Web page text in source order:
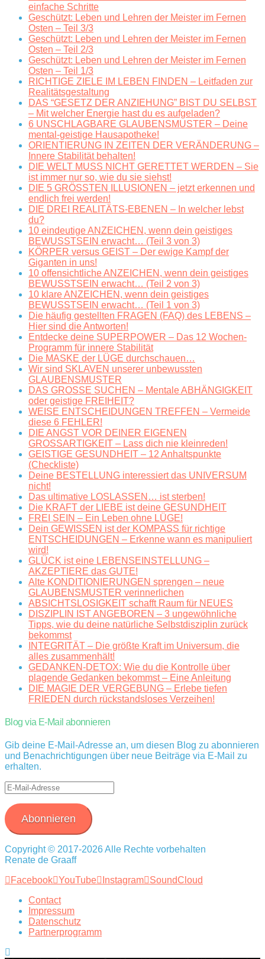
einfache Schritte
Geschützt: Leben und Lehren der Meister im Fernen
Osten – Teil 3/3
Geschützt: Leben und Lehren der Meister im Fernen
Osten – Teil 2/3
Geschützt: Leben und Lehren der Meister im Fernen
Osten – Teil 1/3
RICHTIGE ZIELE IM LEBEN FINDEN – Leitfaden zur
Realitätsgestaltung
DAS “GESETZ DER ANZIEHUNG” BIST DU SELBST
– Mit welcher Energie hast du es aufgeladen?
6 UNSCHLAGBARE GLAUBENSMUSTER – Deine
mental-geistige Hausapotheke!
ORIENTIERUNG IN ZEITEN DER VERÄNDERUNG –
Innere Stabilität behalten!
DIE WELT MUSS NICHT GERETTET WERDEN – Sie
ist immer nur so, wie du sie siehst!
DIE 5 GRÖSSTEN ILLUSIONEN – jetzt erkennen und
endlich frei werden!
DIE DREI REALITÄTS-EBENEN – In welcher lebst
du?
10 eindeutige ANZEICHEN, wenn dein geistiges
BEWUSSTSEIN erwacht… (Teil 3 von 3)
KÖRPER versus GEIST – Der ewige Kampf der
Giganten in uns!
10 offensichtliche ANZEICHEN, wenn dein geistiges
BEWUSSTSEIN erwacht… (Teil 2 von 3)
10 klare ANZEICHEN, wenn dein geistiges
BEWUSSTSEIN erwacht… (Teil 1 von 3)
Die häufig gestellten FRAGEN (FAQ) des LEBENS –
Hier sind die Antworten!
Entdecke deine SUPERPOWER – Das 12 Wochen-
Programm für innere Stabilität
Die MASKE der LÜGE durchschauen…
Wir sind SKLAVEN unserer unbewussten
GLAUBENSMUSTER
DAS GROSSE SUCHEN – Mentale ABHÄNGIGKEIT
oder geistige FREIHEIT?
WEISE ENTSCHEIDUNGEN TREFFEN – Vermeide
diese 6 FEHLER!
DIE ANGST VOR DEINER EIGENEN
GROSSARTIGKEIT – Lass dich nie kleinreden!
GEISTIGE GESUNDHEIT – 12 Anhaltspunkte
(Checkliste)
Deine BESTELLUNG interessiert das UNIVERSUM
nicht!
Das ultimative LOSLASSEN… ist sterben!
Die KRAFT der LIEBE ist deine GESUNDHEIT
FREI SEIN – Ein Leben ohne LÜGE!
Dein GEWISSEN ist der KOMPASS für richtige
ENTSCHEIDUNGEN – Erkenne wann es manipuliert
wird!
GLÜCK ist eine LEBENSEINSTELLUNG –
AKZEPTIERE das GUTE!
Alte KONDITIONIERUNGEN sprengen – neue
GLAUBENSMUSTER verinnerlichen
ABSICHTSLOSIGKEIT schafft Raum für NEUES
DISZIPLIN IST ANGEBOREN – 3 ungewöhnliche
Tipps, wie du deine natürliche Selbstdisziplin zurück
bekommst
INTEGRITÄT – Die größte Kraft im Universum, die
alles zusammenhält!
GEDANKEN-DETOX: Wie du die Kontrolle über
plagende Gedanken bekommst – Eine Anleitung
DIE MAGIE DER VERGEBUNG – Erlebe tiefen
FRIEDEN durch rückstandsloses Verzeihen!
Blog via E-Mail abonnieren
Gib deine E-Mail-Adresse an, um diesen Blog zu abonnieren
und Benachrichtigungen über neue Beiträge via E-Mail zu
erhalten.
E-
Mail-
Adresse
Abonnieren
Copyright © 2017-2026 Alle Rechte vorbehalten
Renate de Graaff
Facebook YouTube Instagram
SoundCloud
Contact
Impressum
Datenschutz
Partnerprogramm